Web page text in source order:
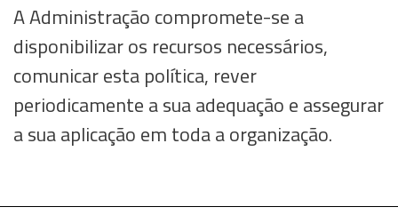
A Administração compromete-se a
disponibilizar os recursos necessários,
comunicar esta política, rever
periodicamente a sua adequação e assegurar
a sua aplicação em toda a organização.